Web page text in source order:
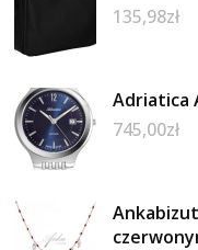
135,98zł
Adriatica
745,00zł